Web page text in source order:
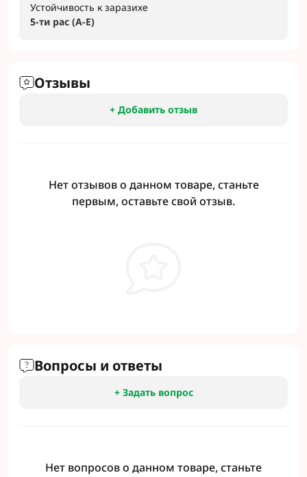
Устойчивость к заразихе
5-ти рас (А-Е)
Отзывы
+ Добавить отзыв
Нет отзывов о данном товаре, станьте
первым, оставьте свой отзыв.
Вопросы и ответы
+ Задать вопрос
Нет вопросов о данном товаре, станьте